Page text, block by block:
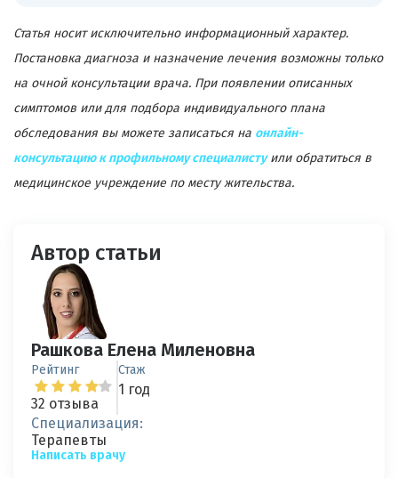
Статья носит исключительно информационный характер.
Постановка диагноза и назначение лечения возможны только
на очной консультации врача. При появлении описанных
симптомов или для подбора индивидуального плана
обследования вы можете записаться на онлайн-
консультацию к профильному специалистуили обратиться в
медицинское учреждение по месту жительства.
Автор статьи
Рашкова Елена Миленовна
Рейтинг
32 отзыва
Стаж
1 год
Специализация:
Терапевты
Написать врачу